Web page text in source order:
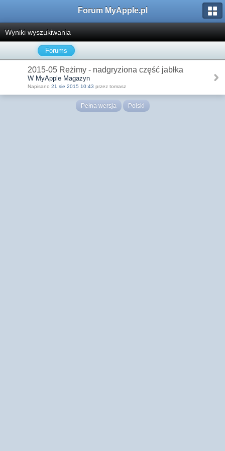
Forum MyApple.pl
Wyniki wyszukiwania
Forums
2015-05 Reżimy - nadgryziona część jabłka
W MyApple Magazyn
Napisano 21 sie 2015 10:43 przez tomasz
Pełna wersja Polski